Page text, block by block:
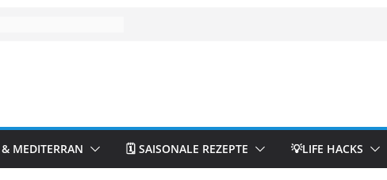
MEDITERRAN 🗓️ SAISONALE REZEPTE 💡LIFE HACKS